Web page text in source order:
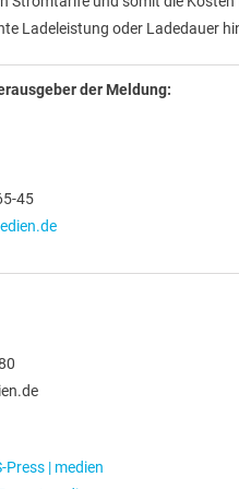
Ladeleistung oder Ladedauer
der Meldung:
45
| medien